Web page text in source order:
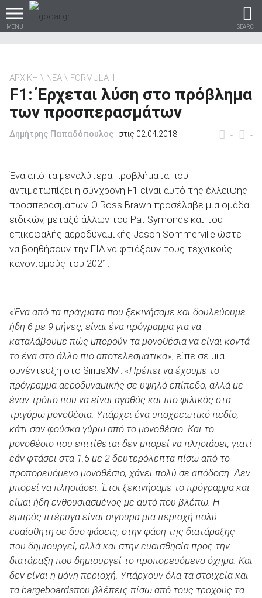
MENU SEARCH
Βρες τα πάντα για το
αυτοκίνητο!
βρες το!
Καινούρια
ΑΝΑΖΗΤΗΣΗ
Μεταχειρισμένα
ΑΝΑΖΗΤΗΣΗ
Επιχειρήσεις
ΑΝΑΖΗΤΗΣΗ
ΑΡΧΙΚΗ ΝΕΑ FORMULA 1
F1: Έρχεται λύση στο πρόβλημα
των προσπερασμάτων
- -
Δημήτρης Παπαδόπουλος στις 02.04.2018
Ένα από τα μεγαλύτερα προβλήματα που
αντιμετωπίζει η σύγχρονη F1 είναι αυτό της έλλειψης
προσπερασμάτων. Ο Ross Brawn προσέλαβε μια ομάδα
ειδικών, μεταξύ άλλων του Pat Symonds και του
επικεφαλής αεροδυναμικής Jason Sommerville ώστε
να βοηθήσουν την FIA να φτιάξουν τους τεχνικούς
κανονισμούς του 2021.
«Ένα από τα πράγματα που ξεκινήσαμε και δουλεύουμε
ήδη 6 με 9 μήνες, είναι ένα πρόγραμμα για να
καταλάβουμε πώς μπορούν τα μονοθέσια να είναι κοντά
το ένα στο άλλο πιο αποτελεσματικά», είπε σε μια
συνέντευξη στο SiriusXM. «Πρέπει να έχουμε το
πρόγραμμα αεροδυναμικής σε υψηλό επίπεδο, αλλά με
έναν τρόπο που να είναι αγαθός και πιο φιλικός στα
τριγύρω μονοθέσια. Υπάρχει ένα υποχρεωτικό πεδίο,
κάτι σαν φούσκα γύρω από το μονοθέσιο. Και το
μονοθέσιο που επιτίθεται δεν μπορεί να πλησιάσει, γιατί
εάν φτάσει στα 1.5 με 2 δευτερόλεπτα πίσω από το
προπορευόμενο μονοθέσιο, χάνει πολύ σε απόδοση. Δεν
μπορεί να πλησιάσει. Έτσι ξεκινήσαμε το πρόγραμμα και
είμαι ήδη ενθουσιασμένος με αυτό που βλέπω. Η
εμπρός πτέρυγα είναι σίγουρα μια περιοχή πολύ
ευαίσθητη σε δυο φάσεις, στην φάση της διατάραξης
που δημιουργεί, αλλά και στην ευαισθησία προς την
διατάραξη που δημιουργεί το προπορευόμενο όχημα. Και
δεν είναι η μόνη περιοχή. Υπάρχουν όλα τα στοιχεία και
τα bargeboardsπου βλέπεις πίσω από τους τροχούς τα